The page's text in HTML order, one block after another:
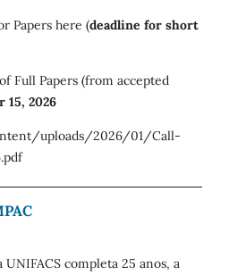
Papers here (deadline for short
Full Papers (from accepted
15, 2026
uploads/2026/01/Call-
UNIFACS completa 25 anos, a